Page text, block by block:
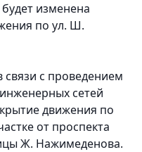
изменена
по ул. Ш.
связи с проведением
сетей
движения по
от проспекта
Ж. Нажимеденова.